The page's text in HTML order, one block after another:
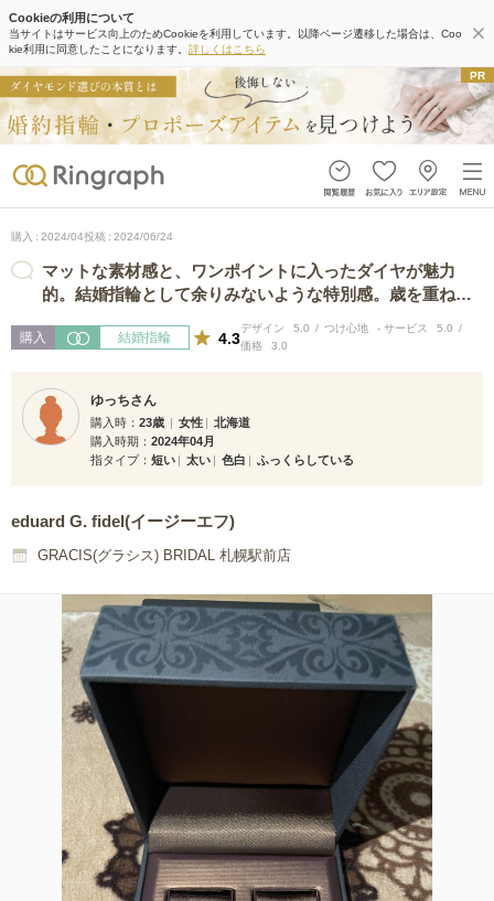
Cookieの利用について
当サイトはサービス向上のためCookieを利用しています。以降ページ遷移した場合は、Coo
kie利用に同意したことになります。 詳しくはこちら
購入 2024/04投稿 2024/06/24
マットな素材感と、ワンポイントに入ったダイヤが魅力
的。結婚指輪として余りみないような特別感。歳を重ねて
購入 結婚指輪 4.3
デザイン 5.0 つけ心地 - サービス
5.0
価格
3.0
ゆっちさん
購入時 23歳 女性
北海道
購入時期
2024年04月
指タイプ
短い 太い 色白 ふっくらしている
eduard G. fidel(イージーエフ)
GRACIS(グラシス) BRIDAL 札幌駅前店